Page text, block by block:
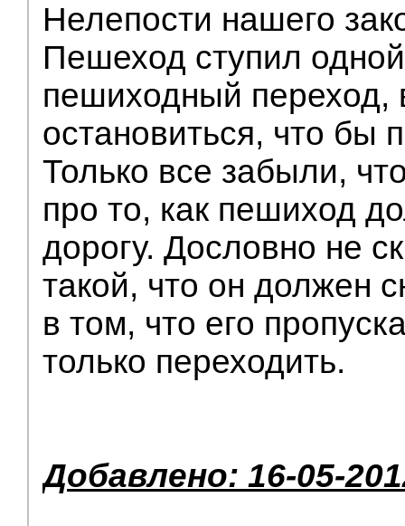
Нелепости нашего
Пешеход ступил
пешиходный переход,
остановиться, что бы
Только все забыли,
про то, как пешиход
дорогу. Дословно не
такой, что он должен
в том, что его
только переходить.
Добавлено: 16-05-